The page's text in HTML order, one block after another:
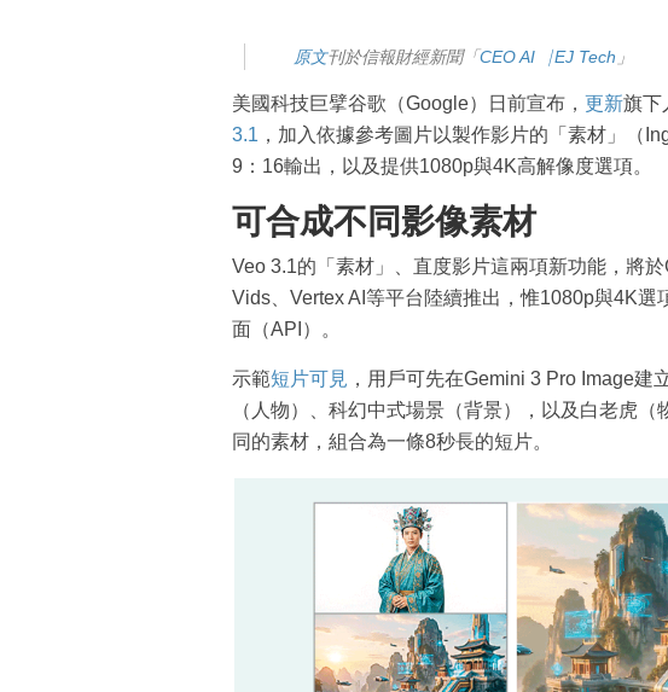
原文刊於信報財經新聞「CEO AI⎹ EJ Tech 」
美國科技巨擘谷歌（Google）日前宣布， 更新旗下
3.1 ，加入依據參考圖片以製作影片的「素材」（
9：16輸出，以及提供1080p與4K高解像度選項。
可合成不同影像素材
Veo 3.1的「素材」、直度影片這兩項新功能，將
Vids、Vertex AI等平台陸續推出，惟1080p與4K選
面（API）。
示範短片可見 ，用戶可先在Gemini 3 Pro Image
（人物）、科幻中式場景（背景），以及白老虎
同的素材，組合為一條8秒長的短片。
最